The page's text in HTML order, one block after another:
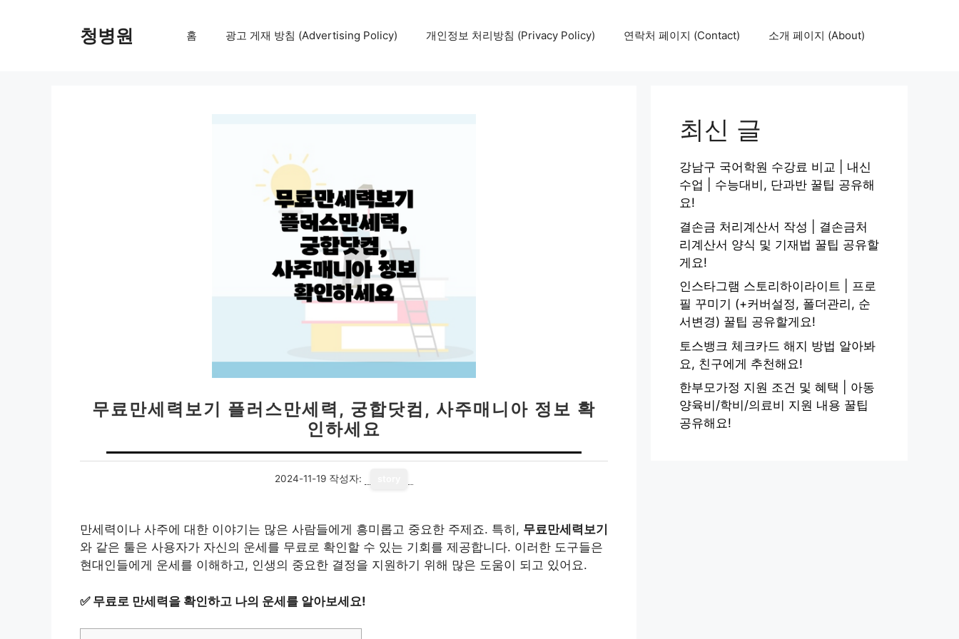
청병원 홈 광고 게재 방침 (Advertising Policy) 개인정보 처리방침 (Privacy Policy) 연락처 페이지 (Contact) 소개 페이지 (About)
무료만세력보기 플러스만세력, 궁합닷컴, 사주매니아 정보 확
인하세요
2024-11-19 작성자:
만세력이나 사주에 대한 이야기는 많은 사람들에게 흥미롭고 중요한 주제죠. 특히, 무료만세력보기
와 같은 툴은 사용자가 자신의 운세를 무료로 확인할 수 있는 기회를 제공합니다. 이러한 도구들은
현대인들에게 운세를 이해하고, 인생의 중요한 결정을 지원하기 위해 많은 도움이 되고 있어요.
✅ 무료로 만세력을 확인하고 나의 운세를 알아보세요!
최신 글
강남구 국어학원 수강료 비교 | 내신
수업 | 수능대비, 단과반 꿀팁 공유해
요!
결손금 처리계산서 작성 | 결손금처
리계산서 양식 및 기재법 꿀팁 공유할
게요!
인스타그램 스토리하이라이트 | 프로
필 꾸미기 (+커버설정, 폴더관리, 순
서변경) 꿀팁 공유할게요!
토스뱅크 체크카드 해지 방법 알아봐
요, 친구에게 추천해요!
한부모가정 지원 조건 및 혜택 | 아동
양육비/학비/의료비 지원 내용 꿀팁
공유해요!